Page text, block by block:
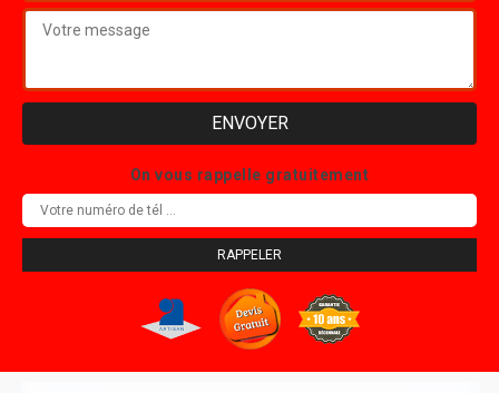
On vous rappelle gratuitement